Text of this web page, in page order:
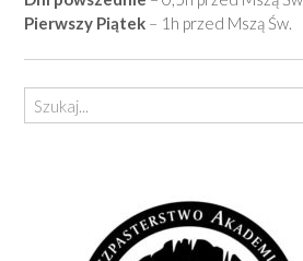
Pierwszy Piątek – 1h przed Mszą Św.